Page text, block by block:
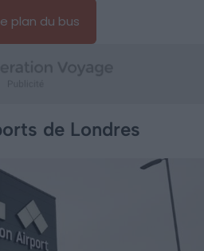
plan du bus
de Londres